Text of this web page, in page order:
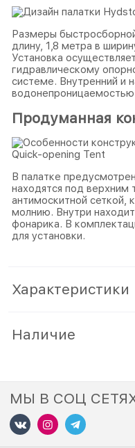
Размеры
длину, 1,8 метра в
Установка
гидравлическому
системе. Внутренний и
Продуманная
В палатке
находятся под верхним
антимоскитной сеткой,
молнию. Внутри
фонарика. В
для установки.
Характеристики
Наличие
МЫ В СОЦ